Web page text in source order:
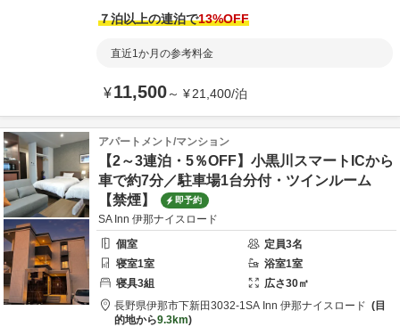
７泊以上の連泊で13%OFF
直近1か月の参考料金
¥11,500～ ¥21,400/泊
アパートメント/マンション
【2～3連泊・5％OFF】小黒川スマートICから
車で約7分／駐車場1台分付・ツインルーム
【禁煙】
即予約
SA Inn 伊那ナイスロード
個室
定員3名
寝室1室 浴室1室
寝具3組 広さ30㎡
長野県伊那市下新田3032-1SA Inn 伊那ナイスロード
目
的地から9.3km